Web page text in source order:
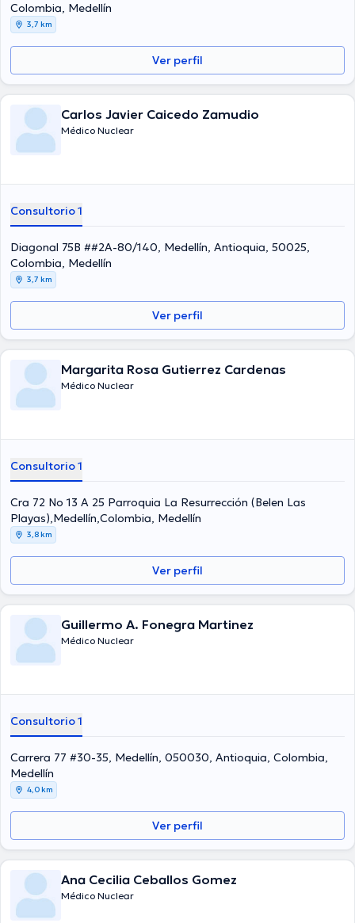
Colombia, Medellín
3,7 km
Ver perfil
Carlos Javier Caicedo Zamudio
Médico Nuclear
Consultorio 1
Diagonal 75B ##2A-80/140, Medellín, Antioquia, 50025,
Colombia, Medellín
3,7 km
Ver perfil
Margarita Rosa Gutierrez Cardenas
Médico Nuclear
Consultorio 1
Cra 72 No 13 A 25 Parroquia La Resurrección (Belen Las
Playas),Medellín,Colombia, Medellín
3,8 km
Ver perfil
Guillermo A. Fonegra Martinez
Médico Nuclear
Consultorio 1
Carrera 77 #30-35, Medellín, 050030, Antioquia, Colombia,
Medellín
4,0 km
Ver perfil
Ana Cecilia Ceballos Gomez
Médico Nuclear